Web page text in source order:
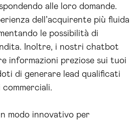
alle loro domande.
dell’acquirente più fluida
le possibilità di
Inoltre, i nostri chatbot
informazioni preziose sui tuoi
di generare lead qualificati
modo innovativo per